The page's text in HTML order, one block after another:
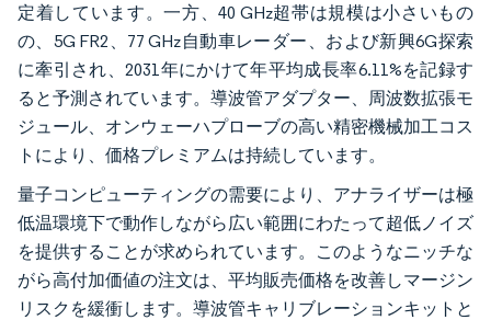
定着しています。一方、40 GHz超帯は規模は小さいもの
の、5G FR2、77 GHz自動車レーダー、および新興6G探索
に牽引され、2031年にかけて年平均成長率6.11%を記録す
ると予測されています。導波管アダプター、周波数拡張モ
ジュール、オンウェーハプローブの高い精密機械加工コス
トにより、価格プレミアムは持続しています。
量子コンピューティングの需要により、アナライザーは極
低温環境下で動作しながら広い範囲にわたって超低ノイズ
を提供することが求められています。このようなニッチな
がら高付加価値の注文は、平均販売価格を改善しマージン
リスクを緩衝します。導波管キャリブレーションキットと